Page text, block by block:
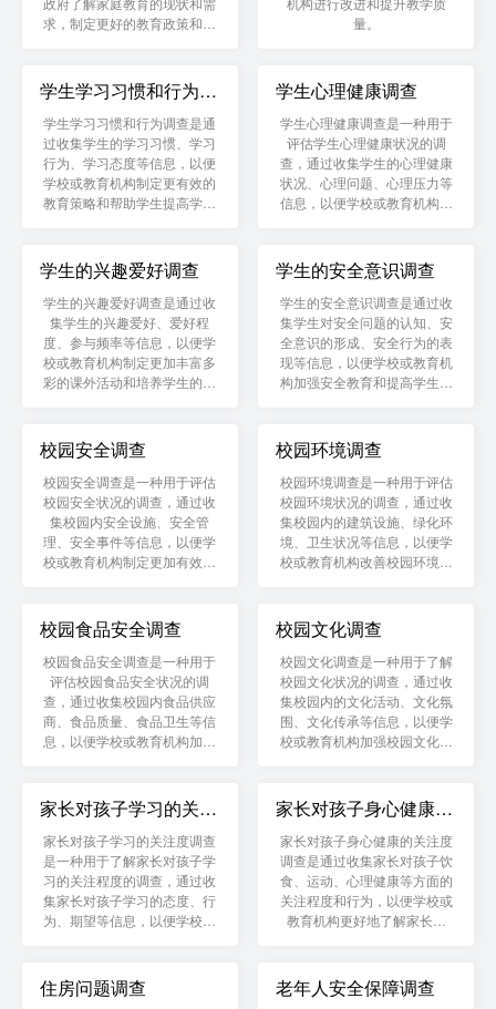
求，制定更好的教育政策和教
量。
学生学习习惯和行为调
查
学生学习习惯和行为调查是通
过收集学生的学习习惯、学习
行为、学习态度等信息，以便
学校或教育机构制定更有效的
教育策略和帮助学生提高学习
学生心理健康调查
学生心理健康调查是一种用于
评估学生心理健康状况的调
查，通过收集学生的心理健康
状况、心理问题、心理压力等
信息，以便学校或教育机构提
学生的兴趣爱好调查
学生的兴趣爱好调查是通过收
集学生的兴趣爱好、爱好程
度、参与频率等信息，以便学
校或教育机构制定更加丰富多
彩的课外活动和培养学生的兴
学生的安全意识调查
学生的安全意识调查是通过收
集学生对安全问题的认知、安
全意识的形成、安全行为的表
现等信息，以便学校或教育机
构加强安全教育和提高学生的
校园安全调查
校园安全调查是一种用于评估
校园安全状况的调查，通过收
集校园内安全设施、安全管
理、安全事件等信息，以便学
校或教育机构制定更加有效的
校园环境调查
校园环境调查是一种用于评估
校园环境状况的调查，通过收
集校园内的建筑设施、绿化环
境、卫生状况等信息，以便学
校或教育机构改善校园环境，
校园食品安全调查
校园食品安全调查是一种用于
评估校园食品安全状况的调
查，通过收集校园内食品供应
商、食品质量、食品卫生等信
息，以便学校或教育机构加强
校园文化调查
校园文化调查是一种用于了解
校园文化状况的调查，通过收
集校园内的文化活动、文化氛
围、文化传承等信息，以便学
校或教育机构加强校园文化建
家长对孩子学习的关注
度调查
家长对孩子学习的关注度调查
是一种用于了解家长对孩子学
习的关注程度的调查，通过收
集家长对孩子学习的态度、行
为、期望等信息，以便学校或
务。
家长对孩子身心健康的
关注度调查
家长对孩子身心健康的关注度
调查是通过收集家长对孩子饮
食、运动、心理健康等方面的
关注程度和行为，以便学校或
教育机构更好地了解家长需
住房问题调查 老年人安全保障调查